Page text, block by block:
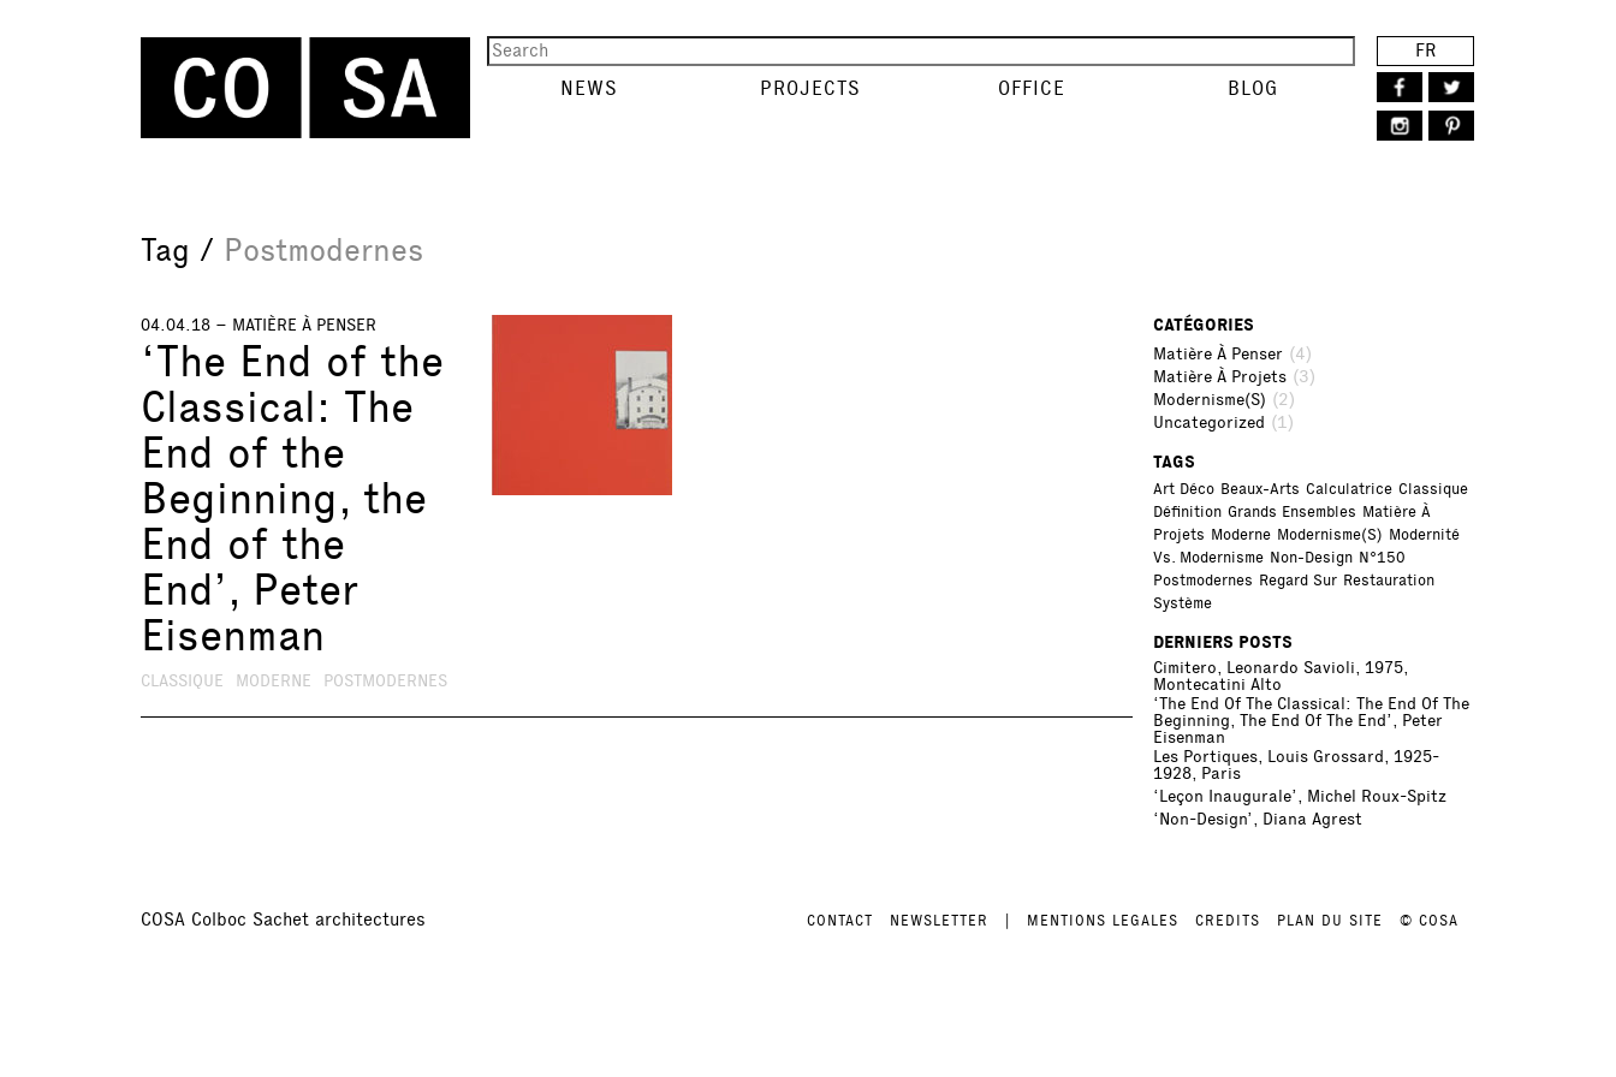
NEWS PROJECTS OFFICE BLOG
FR
Tag / Postmodernes
04.04.18 – MATIÈRE À PENSER
‘The End of the
Classical: The
End of the
Beginning, the
End of the
End’, Peter
Eisenman
CLASSIQUE MODERNE POSTMODERNES
CATÉGORIES
Matière À Penser(4)
Matière À Projets(3)
Modernisme(s) (2)
Uncategorized (1)
TAGS
Art Déco Beaux-Arts Calculatrice Classique
Définition Grands Ensembles Matière À
Projets Moderne Modernisme(s) Modernité
Vs. Modernisme Non-Design N°150
Postmodernes Regard Sur Restauration
Système
DERNIERS POSTS
Cimitero, Leonardo Savioli, 1975,
Montecatini Alto
‘The End Of The Classical: The End Of The
Beginning, The End Of The End’, Peter
Eisenman
Les Portiques, Louis Grossard, 1925-
1928, Paris
‘Leçon Inaugurale’, Michel Roux-Spitz
‘Non-Design’, Diana Agrest
CONTACT NEWSLETTER MENTIONS LEGALES CREDITS PLAN DU SITE © COSA
COSA Colboc Sachet architectures